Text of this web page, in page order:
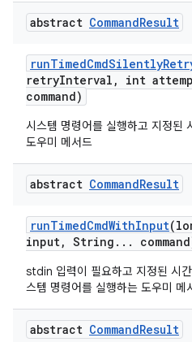
abstract CommandResult
runTimedCmdSilently
retryInterval , int
command)
시스템 명령어를 실행하고 지정된
도우미 메서드
abstract CommandResult
runTimedCmdWithInput
input, String . . .
stdin 입력이 필요하고 지정된 시
스템 명령어를 실행하는 도우미 메
abstract CommandResult